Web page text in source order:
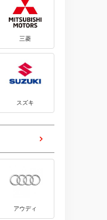
三菱
スズキ
アウディ